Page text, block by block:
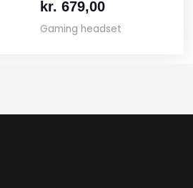
kr. 679,00
Gaming headset